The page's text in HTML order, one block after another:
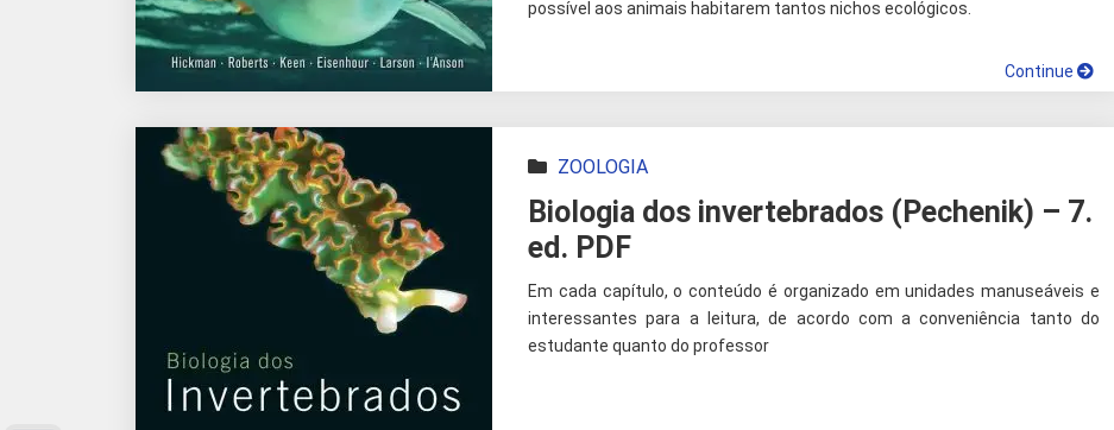
possível aos animais habitarem tantos nichos ecológicos.
Continue
ZOOLOGIA
Biologia dos invertebrados (Pechenik) – 7.
ed. PDF
Em cada capítulo, o conteúdo é organizado em unidades manuseáveis e
interessantes para a leitura, de acordo com a conveniência tanto do
estudante quanto do professor